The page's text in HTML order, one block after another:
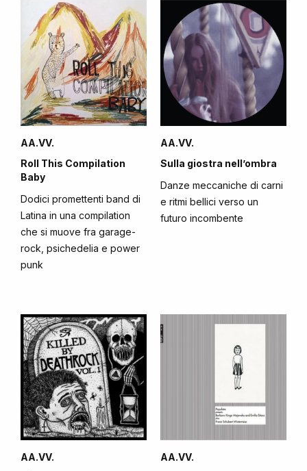
AA.VV.
Roll This Compilation
Baby
Dodici promettenti band di
Latina in una compilation
che si muove fra garage-
rock, psichedelia e power
punk
AA.VV.
Sulla giostra nell’ombra
Danze meccaniche di carni
e ritmi bellici verso un
futuro incombente
AA.VV.
AA.VV.